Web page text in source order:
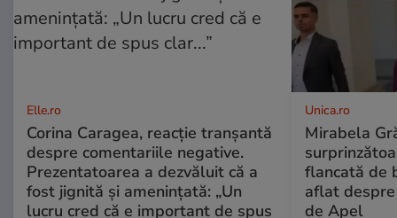
Elle.ro
Corina Caragea, reacție tranșantă
despre comentariile negative.
Prezentatoarea a dezvăluit că a
fost jignită și amenințată: „Un
lucru cred că e important de spus
Unica.ro
Mirabela
flancată de
aflat
de Apel